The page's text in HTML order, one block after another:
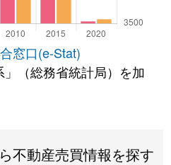
窓口(e-Stat)
」（総務省統計局）を加
不動産売買情報を探す